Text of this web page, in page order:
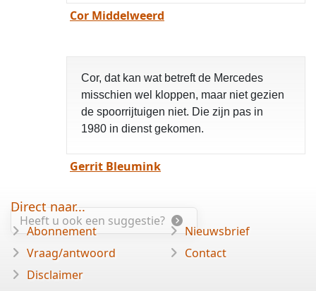
Cor Middelweerd
Cor, dat kan wat betreft de Mercedes
misschien wel kloppen, maar niet gezien
de spoorrijtuigen niet. Die zijn pas in
1980 in dienst gekomen.
Gerrit Bleumink
Heeft u ook een suggestie?
Direct naar...
Abonnement
Vraag/antwoord
Disclaimer
Nieuwsbrief
Contact